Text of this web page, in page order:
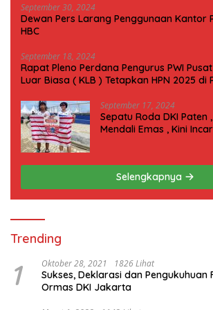
September 30, 2024
Dewan Pers Larang Penggunaan Kantor
HBC
September 18, 2024
Rapat Pleno Perdana Pengurus PWI
Luar Biasa ( KLB ) Tetapkan HPN 2025 di
September 17, 2024
Sepatu Roda DKI Paten
Mendali Emas , Kini
Selengkapnya
Trending
1 Oktober 28, 2021 1826 Lihat
Sukses, Deklarasi dan Pengukuhuan
Ormas DKI Jakarta